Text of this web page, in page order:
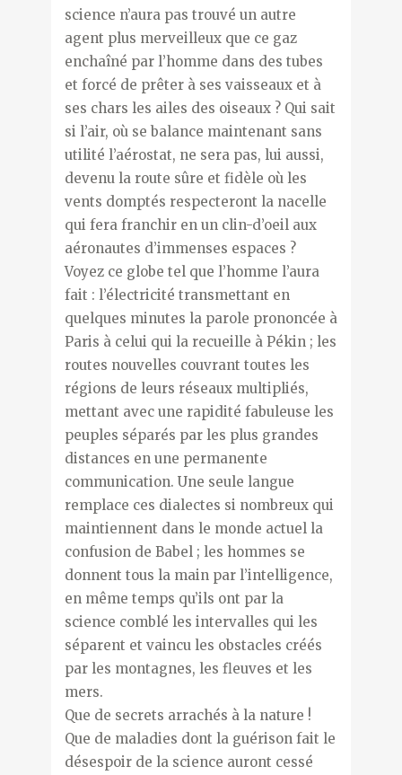
science n’aura pas trouvé un autre
agent plus merveilleux que ce gaz
enchaîné par l’homme dans des tubes
et forcé de prêter à ses vaisseaux et à
ses chars les ailes des oiseaux ? Qui sait
si l’air, où se balance maintenant sans
utilité l’aérostat, ne sera pas, lui aussi,
devenu la route sûre et fidèle où les
vents domptés respecteront la nacelle
qui fera franchir en un clin-d’oeil aux
aéronautes d’immenses espaces ?
Voyez ce globe tel que l’homme l’aura
fait : l’électricité transmettant en
quelques minutes la parole prononcée à
Paris à celui qui la recueille à Pékin ; les
routes nouvelles couvrant toutes les
régions de leurs réseaux multipliés,
mettant avec une rapidité fabuleuse les
peuples séparés par les plus grandes
distances en une permanente
communication. Une seule langue
remplace ces dialectes si nombreux qui
maintiennent dans le monde actuel la
confusion de Babel ; les hommes se
donnent tous la main par l’intelligence,
en même temps qu’ils ont par la
science comblé les intervalles qui les
séparent et vaincu les obstacles créés
par les montagnes, les fleuves et les
mers.
Que de secrets arrachés à la nature !
Que de maladies dont la guérison fait le
désespoir de la science auront cessé